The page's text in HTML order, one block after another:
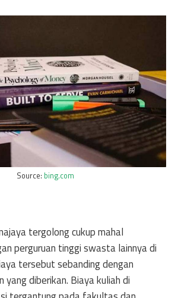
Source: bing.com
tergolong cukup mahal
perguruan tinggi swasta lainnya di
tersebut sebanding dengan
yang diberikan. Biaya kuliah di